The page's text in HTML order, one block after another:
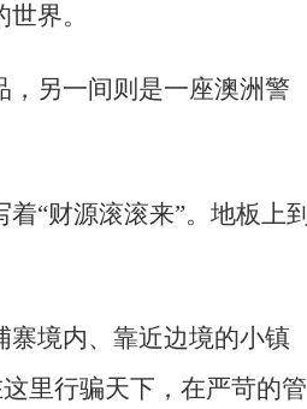
界。
另一间则是一座澳洲警
“财源滚滚来”。地板上到
寨境内、靠近边境的小镇
里行骗天下，在严苛的管